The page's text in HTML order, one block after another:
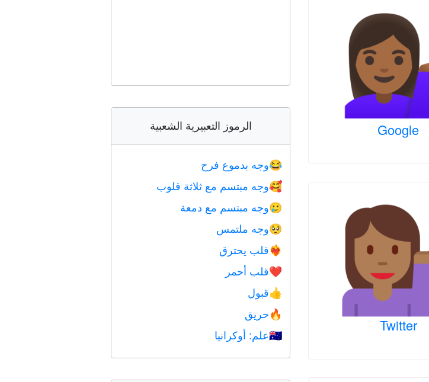
Google
Twitter
الرموز التعبيرية الشعبية
😂وجه بدموع فرح
🥰وجه مبتسم مع ثلاثة قلوب
🥲وجه مبتسم مع دمعة
🥺وجه ملتمس
❤️‍🔥قلب يحترق
❤️قلب أحمر
👍قبول
🔥حريق
🇺🇦علم: أوكرانيا